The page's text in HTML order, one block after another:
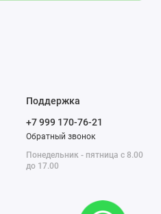
Поддержка
+7 999 170-76-21
Обратный звонок
Понедельник - пятница с 8.00
до 17.00